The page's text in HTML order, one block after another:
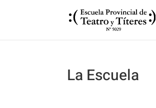
La Escuela